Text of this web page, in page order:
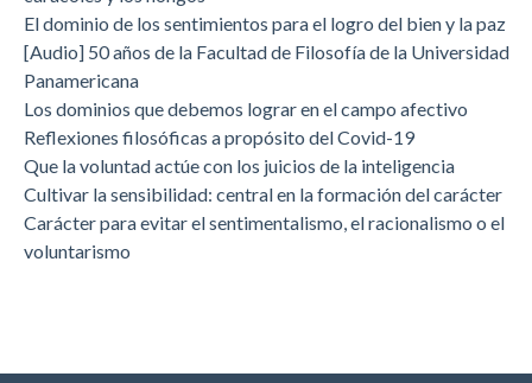
El dominio de los sentimientos para el logro del bien y la paz
[Audio] 50 años de la Facultad de Filosofía de la Universidad
Panamericana
Los dominios que debemos lograr en el campo afectivo
Reflexiones filosóficas a propósito del Covid-19
Que la voluntad actúe con los juicios de la inteligencia
Cultivar la sensibilidad: central en la formación del carácter
Carácter para evitar el sentimentalismo, el racionalismo o el
voluntarismo